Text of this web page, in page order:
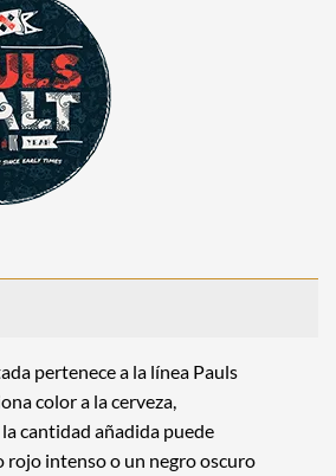
pertenece a la línea Pauls
color a la cerveza,
cantidad añadida puede
intenso o un negro oscuro